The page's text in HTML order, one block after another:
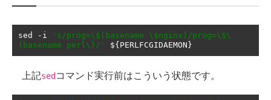
sed - i
's/prog=\$(basename \$nginx)/prog=\$\
(basename perl\)/'
${ PERLFCGIDAEMON }
上記sed コマンド実行前はこういう状態です。